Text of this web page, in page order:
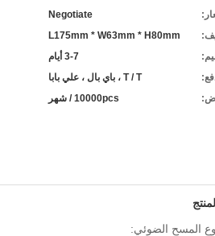
Negotiate
L175mm * W63mm * H80mm
3-7 أيام
T / T ، باي بال ، علي بابا
10000pcs / شهر
المسح الضوئي: